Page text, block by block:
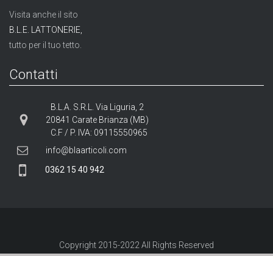
Visita anche il sito
B.L.E. LATTONERIE,
tutto per il tuo tetto.
Contatti
B.L.A. S.R.L. Via Liguria, 2
20841 Carate Brianza (MB)
C.F / P. IVA: 09115550965
info@blaarticoli.com
0362 15 40 942
Copyright 2015-2022 All Rights Reserved